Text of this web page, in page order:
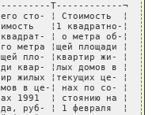
T------------¬
сто- ¦ Стоимость  ¦
¦1 квадратно-¦
¦ о метра об-¦
¦щей площади ¦
пло- ¦квартир жи- ¦
¦лых домов в ¦
¦текущих це- ¦
в це-¦ нах по со- ¦
¦ стоянию на ¦
руб- ¦ 1 февраля  ¦